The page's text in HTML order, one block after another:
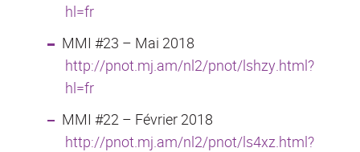
hl=fr
MMI #23 – Mai 2018
http://pnot.mj.am/nl2/pnot/lshzy.html?
hl=fr
MMI #22 – Février 2018
http://pnot.mj.am/nl2/pnot/ls4xz.html?